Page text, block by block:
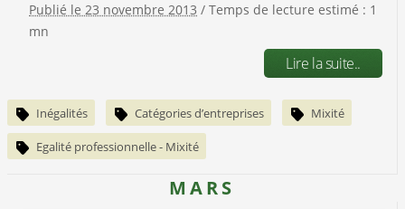
Publié le 23 novembre 2013 / Temps de lecture estimé : 1
mn
Lire la suite..
Inégalités Catégories d’entreprises Mixité
Egalité professionnelle - Mixité
MARS